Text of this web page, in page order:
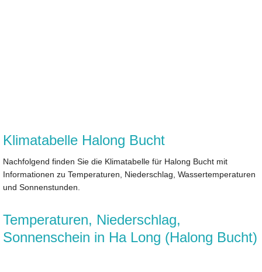
Klimatabelle Halong Bucht
Nachfolgend finden Sie die Klimatabelle für Halong Bucht mit
Informationen zu Temperaturen, Niederschlag, Wassertemperaturen
und Sonnenstunden.
Temperaturen, Niederschlag,
Sonnenschein in Ha Long (Halong Bucht)